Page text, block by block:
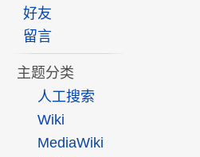
好友
留言
主题分类
人工搜索
Wiki
MediaWiki